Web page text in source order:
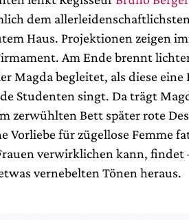
dem
Haus. Projektionen zeigen
Am Ende brennt
Magda begleitet, als diese eine
Studenten singt. Da trägt
zerwühlten Bett später rote
Vorliebe für zügellose Femme
verwirklichen kann, findet
vernebelten Tönen heraus.